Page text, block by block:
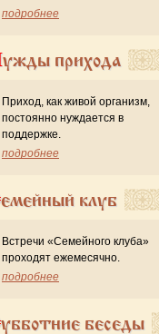
подробнее
Нужды прихода
Приход, как живой организм,
постоянно нуждается в
поддержке.
подробнее
Семейный клуб
Встречи «Семейного клуба»
проходят ежемесячно.
подробнее
Субботние беседы